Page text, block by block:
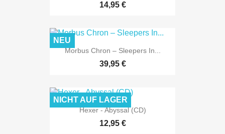
14,95 €
Morbus Chron – Sleepers In...
39,95 €
NEU
Hexer - Abyssal (CD)
12,95 €
NICHT AUF LAGER